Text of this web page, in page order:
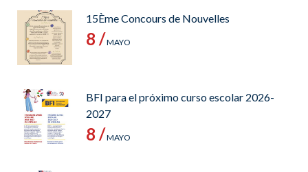
15Ème Concours de Nouvelles
8 /MAYO
BFI para el próximo curso escolar 2026-
2027
8 /MAYO